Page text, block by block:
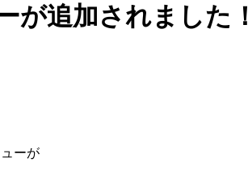
が追加されました！
ーが